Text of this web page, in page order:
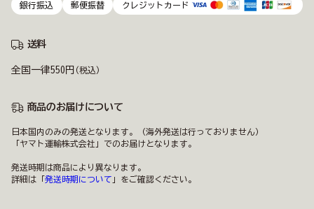
銀行振込 郵便振替 クレジットカード
送料
全国一律550円 (税込)
商品のお届けについて
日本国内のみの発送となります。（海外発送は行っておりません）
「ヤマト運輸株式会社」でのお届けとなります。
発送時期は商品により異なります。
詳細は「 発送時期について 」をご確認ください。